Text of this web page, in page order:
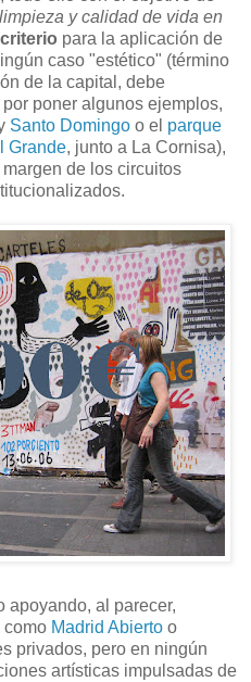
y calidad de vida en
criterio para la aplicación de
caso "estético" (término
de la capital, debe
poner algunos ejemplos,
Santo Domingo o el parque
Grande, junto a La Cornisa),
de los circuitos
apoyando, al parecer,
como Madrid Abierto o
privados, pero en ningún
artísticas impulsadas de